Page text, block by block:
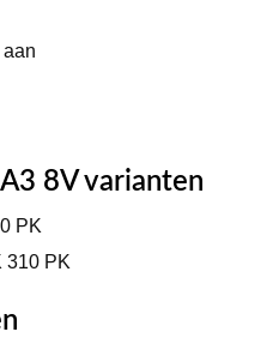
8V varianten
PK
310 PK